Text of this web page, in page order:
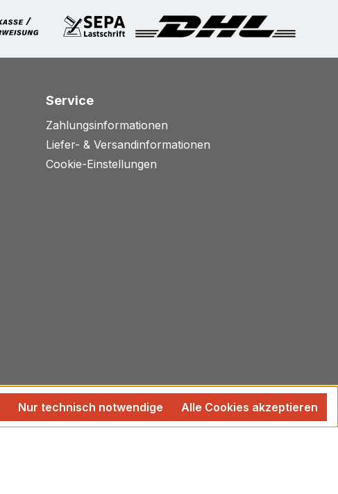
Service
Zahlungsinformationen
Liefer- & Versandinformationen
Cookie-Einstellungen
Nur technisch notwendige Alle Cookies akzeptieren